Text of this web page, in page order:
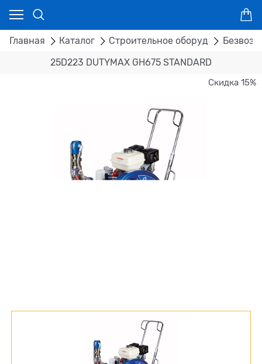
Главная Каталог Строительное оборуд
25D223 DUTYMAX GH675 STANDARD
Скидка 15%